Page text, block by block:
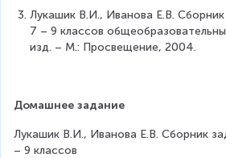
Лукашик В.И., Иванова Е.В.
7 – 9 классов
изд. – М.: Просвещение, 2004.
Домашнее задание
Лукашик В.И., Иванова Е.В. Сборник
– 9 классов